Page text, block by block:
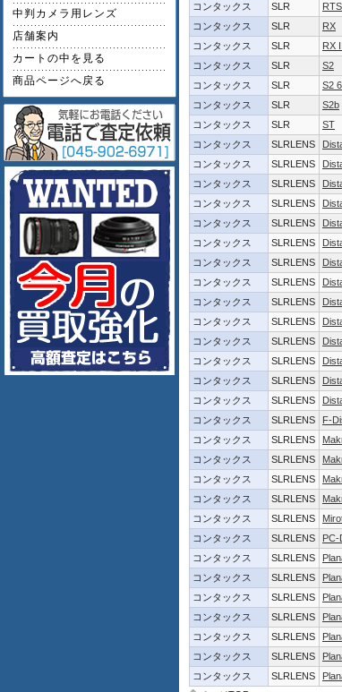
中判カメラ用レンズ
店舗案内
カートの中を見る
商品ページへ戻る
コンタックス
SLR
コンタックス
SLR RX
コンタックス
SLR RX II
コンタックス
SLR S2
コンタックス
SLR S2
コンタックス
SLR S2b
コンタックス
SLR ST
コンタックス
SLRLENS
コンタックス
SLRLENS
コンタックス
SLRLENS
コンタックス
SLRLENS
コンタックス
SLRLENS
コンタックス
SLRLENS
コンタックス
SLRLENS
コンタックス
SLRLENS
コンタックス
SLRLENS
コンタックス
SLRLENS
コンタックス
SLRLENS
コンタックス
SLRLENS
コンタックス
SLRLENS
コンタックス
SLRLENS
コンタックス
SLRLENS F-
コンタックス
SLRLENS
コンタックス
SLRLENS
コンタックス
SLRLENS
コンタックス
SLRLENS
コンタックス
SLRLENS
コンタックス
SLRLENS PC-
コンタックス
SLRLENS
コンタックス
SLRLENS
コンタックス
SLRLENS
コンタックス
SLRLENS
コンタックス
SLRLENS
コンタックス
SLRLENS
コンタックス
SLRLENS